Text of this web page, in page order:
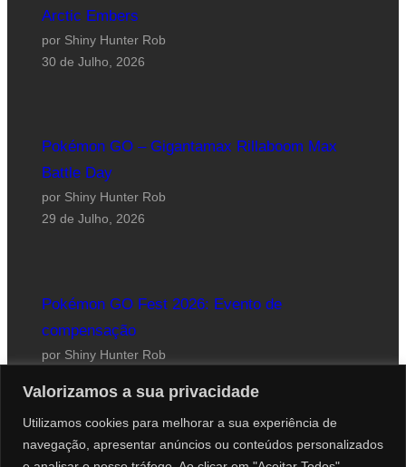
Valorizamos a sua privacidade
Utilizamos cookies para melhorar a sua experiência de
navegação, apresentar anúncios ou conteúdos personalizados
Arctic Embers
por Shiny Hunter Rob
30 de Julho, 2026
Pokémon GO – Gigantamax Rillaboom Max
Battle Day
por Shiny Hunter Rob
29 de Julho, 2026
Pokémon GO Fest 2026: Evento de
compensação
por Shiny Hunter Rob